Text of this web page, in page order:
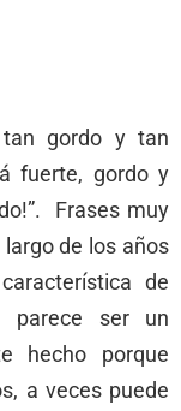
tan gordo y tan
fuerte, gordo y
Frases muy
de los años
de
parece ser un
hecho porque
a veces puede